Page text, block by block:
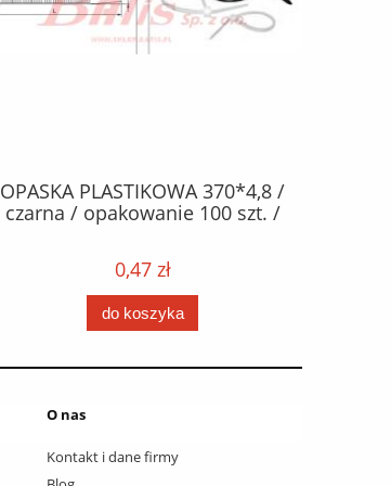
OPASKA PLASTIKOWA 370*4,8 /
czarna / opakowanie 100 szt. /
0,47 zł
do koszyka
O nas
Kontakt i dane firmy